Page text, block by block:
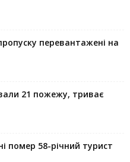
перевантажені на
21 пожежу, триває
помер 58-річний турист